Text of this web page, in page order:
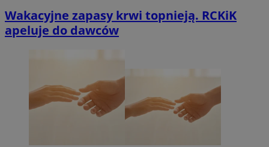
Wakacyjne zapasy krwi topnieją. RCKiK
apeluje do dawców